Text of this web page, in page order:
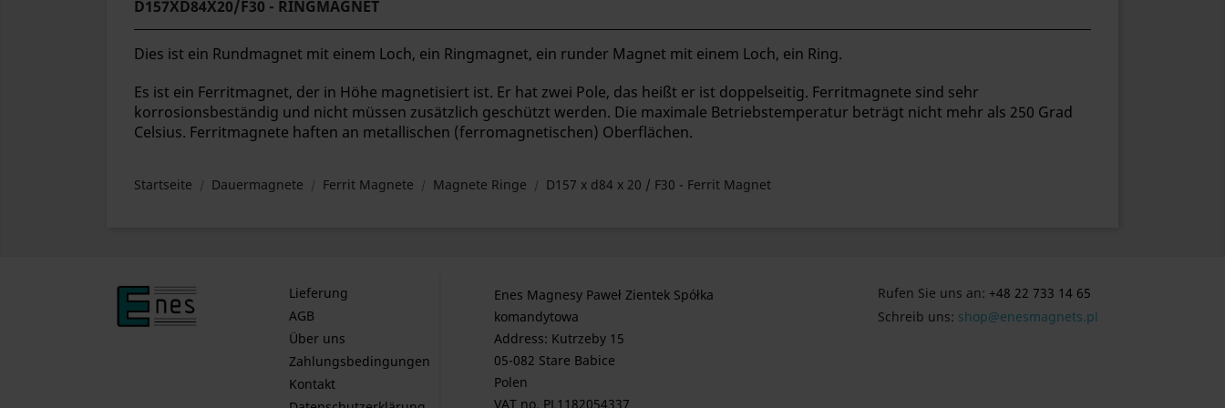
D157XD84X20/F30 - RINGMAGNET
Dies ist ein Rundmagnet mit einem Loch, ein Ringmagnet, ein runder Magnet mit einem Loch, ein Ring.
Es ist ein Ferritmagnet, der in Höhe magnetisiert ist. Er hat zwei Pole, das heißt er ist doppelseitig. Ferritmagnete sind sehr
korrosionsbeständig und nicht müssen zusätzlich geschützt werden. Die maximale Betriebstemperatur beträgt nicht mehr als 250 Grad
Celsius. Ferritmagnete haften an metallischen (ferromagnetischen) Oberflächen.
Startseite Dauermagnete Ferrit Magnete Magnete Ringe D157 x d84 x 20 / F30 - Ferrit Magnet
Lieferung
AGB
Über uns
Zahlungsbedingungen
Kontakt
Enes Magnesy Paweł Zientek Spółka
komandytowa
Address: Kutrzeby 15
05-082 Stare Babice
Polen
VAT no. PL1182054337
Rufen Sie uns an: +48 22 733 14 65
Schreib uns: shop@enesmagnets.pl